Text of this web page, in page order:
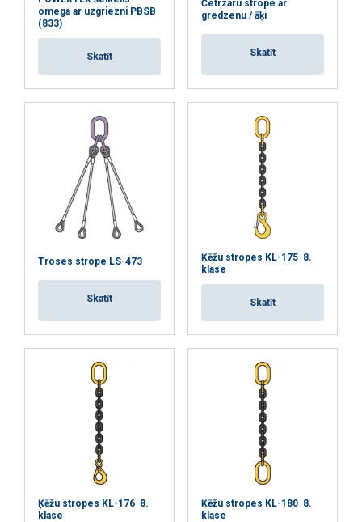
omega ar uzgriezni PBSB
(833)
Skatīt
Četrzaru strope ar
gredzenu / āķi
Skatīt
Troses strope LS-473
Skatīt
Ķēžu stropes KL-175 8.
klase
Skatīt
Ķēžu stropes KL-176 8.
klase
Ķēžu stropes KL-180 8.
klase